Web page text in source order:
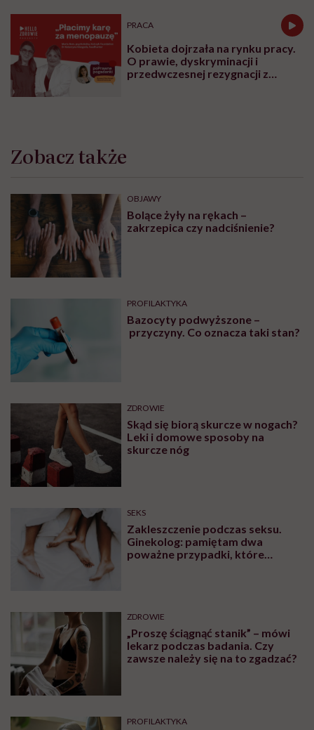
PRACA
Kobieta dojrzała na rynku pracy.
O prawie, dyskryminacji i
przedwczesnej rezygnacji z
Zobacz także
OBJAWY
Bolące żyły na rękach –
zakrzepica czy nadciśnienie?
PROFILAKTYKA
Bazocyty podwyższone –
przyczyny. Co oznacza taki stan?
ZDROWIE
Skąd się biorą skurcze w nogach?
Leki i domowe sposoby na
skurcze nóg
SEKS
Zakleszczenie podczas seksu.
Ginekolog: pamiętam dwa
poważne przypadki, które
ZDROWIE
„Proszę ściągnąć stanik” – mówi
lekarz podczas badania. Czy
zawsze należy się na to zgadzać?
PROFILAKTYKA